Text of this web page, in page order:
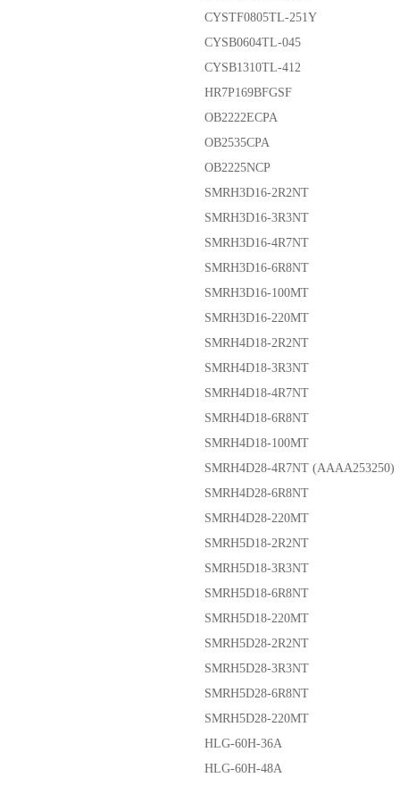
CYSTF0805TL-251Y
CYSB0604TL-045
CYSB1310TL-412
HR7P169BFGSF
OB2222ECPA
OB2535CPA
OB2225NCP
SMRH3D16-2R2NT
SMRH3D16-3R3NT
SMRH3D16-4R7NT
SMRH3D16-6R8NT
SMRH3D16-100MT
SMRH3D16-220MT
SMRH4D18-2R2NT
SMRH4D18-3R3NT
SMRH4D18-4R7NT
SMRH4D18-6R8NT
SMRH4D18-100MT
SMRH4D28-4R7NT (AAAA253250)
SMRH4D28-6R8NT
SMRH4D28-220MT
SMRH5D18-2R2NT
SMRH5D18-3R3NT
SMRH5D18-6R8NT
SMRH5D18-220MT
SMRH5D28-2R2NT
SMRH5D28-3R3NT
SMRH5D28-6R8NT
SMRH5D28-220MT
HLG-60H-36A
HLG-60H-48A